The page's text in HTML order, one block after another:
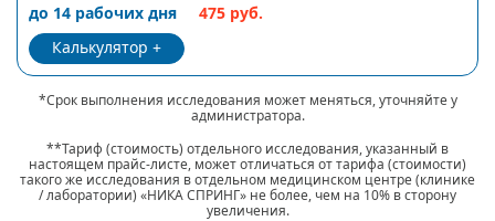
до 14 рабочих дня
475 руб.
Калькулятор
*Срок выполнения исследования может меняться, уточняйте у
администратора.
**Тариф (стоимость) отдельного исследования, указанный в
настоящем прайс-листе, может отличаться от тарифа (стоимости)
такого же исследования в отдельном медицинском центре (клинике
/ лаборатории) «НИКА СПРИНГ» не более, чем на 10% в сторону
увеличения.